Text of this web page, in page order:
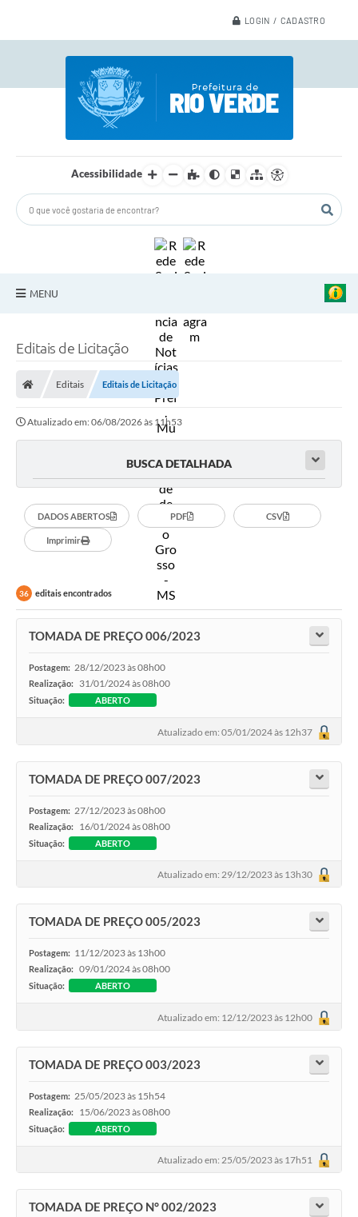
LOGIN / CADASTRO
Acessibilidade
MENU
Diário Oficial
Sala do Empreendedor
Transparência RPPS
Governança
Legislação
LGPD - Lei Geral de Proteção de Dados
Conselhos Municipais
Contato
Galeria de Fotos
Contratos
Governo do Estado do Mato Grosso do Sul
Audiências Públicas
Carta de Serviços
FAQ
ISSQNWEB/SIRA
Editais de Licitação
Editais Editais de Licitação
Atualizado em: 06/08/2026 às 11h53
BUSCA DETALHADA
DADOS ABERTOS PDF CSV
Imprimir
36 editais encontrados
TOMADA DE PREÇO 006/2023
Postagem: 28/12/2023 às 08h00
Realização: 31/01/2024 às 08h00
Situação: ABERTO
Atualizado em: 05/01/2024 às 12h37
TOMADA DE PREÇO 007/2023
Postagem: 27/12/2023 às 08h00
Realização: 16/01/2024 às 08h00
Situação: ABERTO
Atualizado em: 29/12/2023 às 13h30
TOMADA DE PREÇO 005/2023
Postagem: 11/12/2023 às 13h00
Realização: 09/01/2024 às 08h00
Situação: ABERTO
Atualizado em: 12/12/2023 às 12h00
TOMADA DE PREÇO 003/2023
Postagem: 25/05/2023 às 15h54
Realização: 15/06/2023 às 08h00
Situação: ABERTO
Atualizado em: 25/05/2023 às 17h51
TOMADA DE PREÇO N° 002/2023